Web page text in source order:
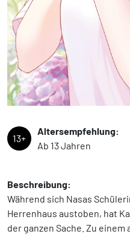
13+
Altersempfehlung:
Ab 13 Jahren
Beschreibung:
Während sich Nasas
Herrenhaus austoben, hat
der ganzen Sache. Zu